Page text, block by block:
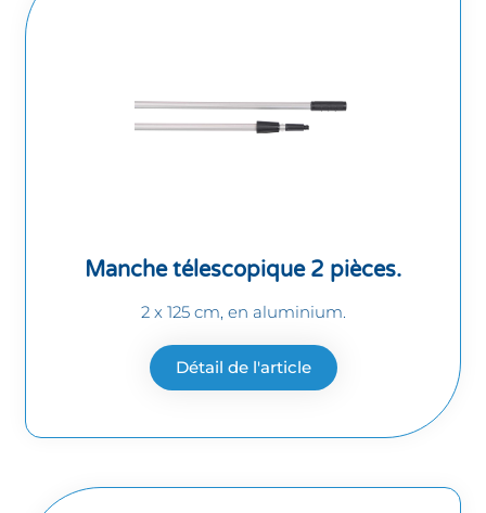
Manche télescopique 2 pièces.
2 x 125 cm, en aluminium.
Détail de l'article